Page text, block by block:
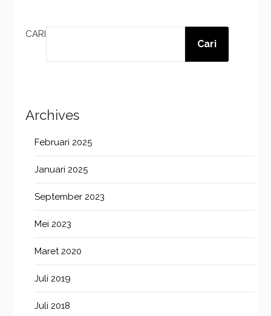
CARI
Cari
Archives
Februari 2025
Januari 2025
September 2023
Mei 2023
Maret 2020
Juli 2019
Juli 2018